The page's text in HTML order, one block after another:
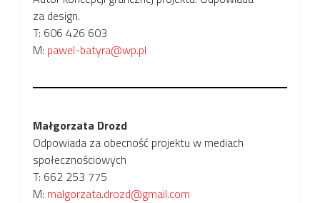
za design.
T: 606 426 603
M: pawel-batyra@wp.pl
Małgorzata Drozd
Odpowiada za obecność projektu w mediach
społecznościowych
T: 662 253 775
M: malgorzata.drozd@gmail.com